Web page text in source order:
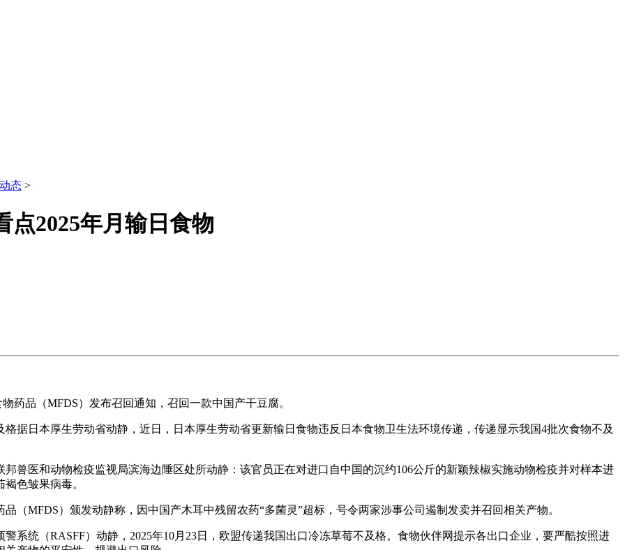
态 >
点2025年月输日食物
品（MFDS）发布召回通知，召回一款中国产干豆腐。
日本厚生劳动省动静，近日，日本厚生劳动省更新输日食物违反日本食物卫生法环境传递，传递显示我国4批次食物不及
医和动物检疫监视局滨海边陲区处所动静：该官员正在对进口自中国的沉约106公斤的新颖辣椒实施动物检疫并对样本进
色皱果病毒。
MFDS）颁发动静称，因中国产木耳中残留农药“多菌灵”超标，号令两家涉事公司遏制发卖并召回相关产物。
统（RASFF）动静，2025年10月23日，欧盟传递我国出口冷冻草莓不及格。食物伙伴网提示各出口企业，要严酷按照进